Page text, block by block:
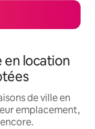
en location
de ville en
emplacement,